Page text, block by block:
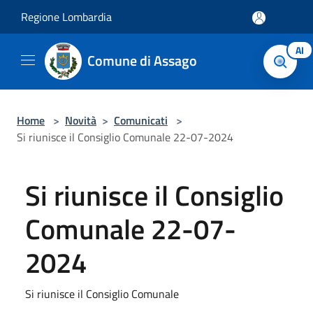
Regione Lombardia
Comune di Assago AI
Home > Novità > Comunicati >
Si riunisce il Consiglio Comunale 22-07-2024
Si riunisce il Consiglio
Comunale 22-07-
2024
Si riunisce il Consiglio Comunale